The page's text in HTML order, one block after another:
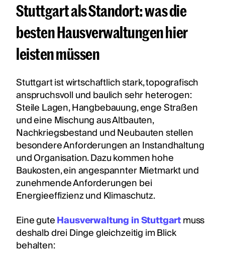
Stuttgart als Standort: was die
besten Hausverwaltungen hier
leisten müssen
Stuttgart ist wirtschaftlich stark, topografisch
anspruchsvoll und baulich sehr heterogen:
Steile Lagen, Hangbebauung, enge Straßen
und eine Mischung aus Altbauten,
Nachkriegsbestand und Neubauten stellen
besondere Anforderungen an Instandhaltung
und Organisation. Dazu kommen hohe
Baukosten, ein angespannter Mietmarkt und
zunehmende Anforderungen bei
Energieeffizienz und Klimaschutz.
Eine guteHausverwaltung in Stuttgartmuss
deshalb drei Dinge gleichzeitig im Blick
behalten: